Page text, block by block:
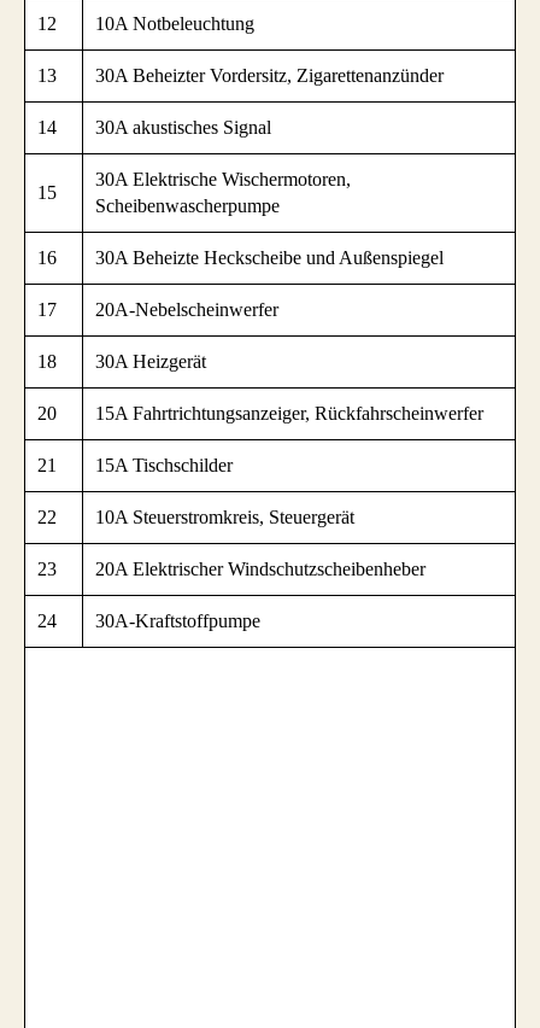
12 10A Notbeleuchtung
13 30A Beheizter Vordersitz, Zigarettenanzünder
14 30A akustisches Signal
15
30A Elektrische Wischermotoren,
Scheibenwascherpumpe
16 30A Beheizte Heckscheibe und Außenspiegel
17 20A-Nebelscheinwerfer
18 30A Heizgerät
20 15A Fahrtrichtungsanzeiger, Rückfahrscheinwerfer
21 15A Tischschilder
22 10A Steuerstromkreis, Steuergerät
23 20A Elektrischer Windschutzscheibenheber
24 30A-Kraftstoffpumpe